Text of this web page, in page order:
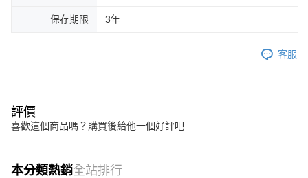
保存期限 3年
客服
評價
喜歡這個商品嗎？購買後給他一個好評吧
本分類熱銷全站排行